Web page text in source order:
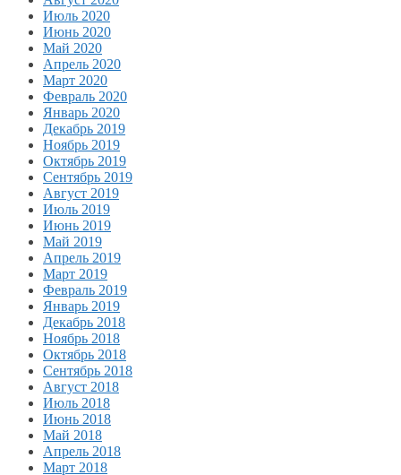
Июль 2020
Июнь 2020
Май 2020
Апрель 2020
Март 2020
Февраль 2020
Январь 2020
Декабрь 2019
Ноябрь 2019
Октябрь 2019
Сентябрь 2019
Август 2019
Июль 2019
Июнь 2019
Май 2019
Апрель 2019
Март 2019
Февраль 2019
Январь 2019
Декабрь 2018
Ноябрь 2018
Октябрь 2018
Сентябрь 2018
Август 2018
Июль 2018
Июнь 2018
Май 2018
Апрель 2018
Март 2018